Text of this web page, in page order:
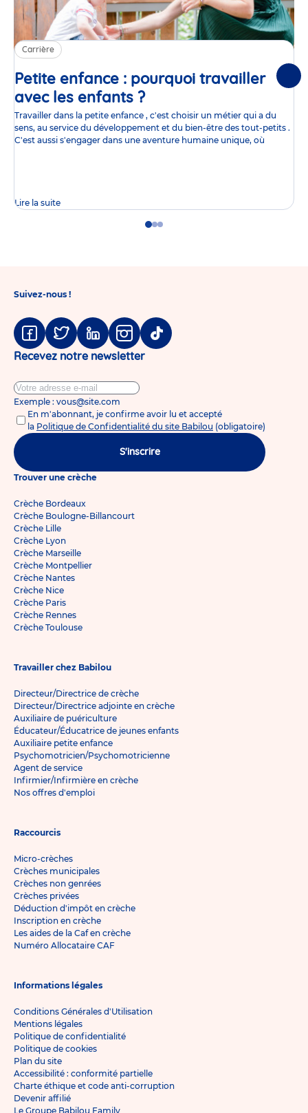
Carrière
Petite enfance : pourquoi travailler
avec les enfants ?Article
Travailler dans la petite enfance , c'est choisir un métier qui a du
sens, au service du développement et du bien-être des tout-petits .
C'est aussi s'engager dans une aventure humaine unique, où
Lire la suite
GoGoGo
Suivez-nous !
Facebook
TwitterLinkedinInstagram
Tiktok
Recevez notre newsletter
Exemple : vous@site.com
En m'abonnant, je confirme avoir lu et accepté
la Politique de Confidentialité du site Babilou (obligatoire)
S'inscrire
Trouver une crèche
Crèche Bordeaux
Crèche Boulogne-Billancourt
Crèche Lille
Crèche Lyon
Crèche Marseille
Crèche Montpellier
Crèche Nantes
Crèche Nice
Crèche Paris
Crèche Rennes
Crèche Toulouse
Travailler chez Babilou
Directeur/Directrice de crèche
Directeur/Directrice adjointe en crèche
Auxiliaire de puériculture
Éducateur/Éducatrice de jeunes enfants
Auxiliaire petite enfance
Psychomotricien/Psychomotricienne
Agent de service
Infirmier/Infirmière en crèche
Nos offres d'emploi
Raccourcis
Micro-crèches
Crèches municipales
Crèches non genrées
Crèches privées
Déduction d'impôt en crèche
Inscription en crèche
Les aides de la Caf en crèche
Numéro Allocataire CAF
Informations légales
Conditions Générales d'Utilisation
Mentions légales
Politique de confidentialité
Politique de cookies
Plan du site
Accessibilité : conformité partielle
Charte éthique et code anti-corruption
Devenir affilié
Le Groupe Babilou Family